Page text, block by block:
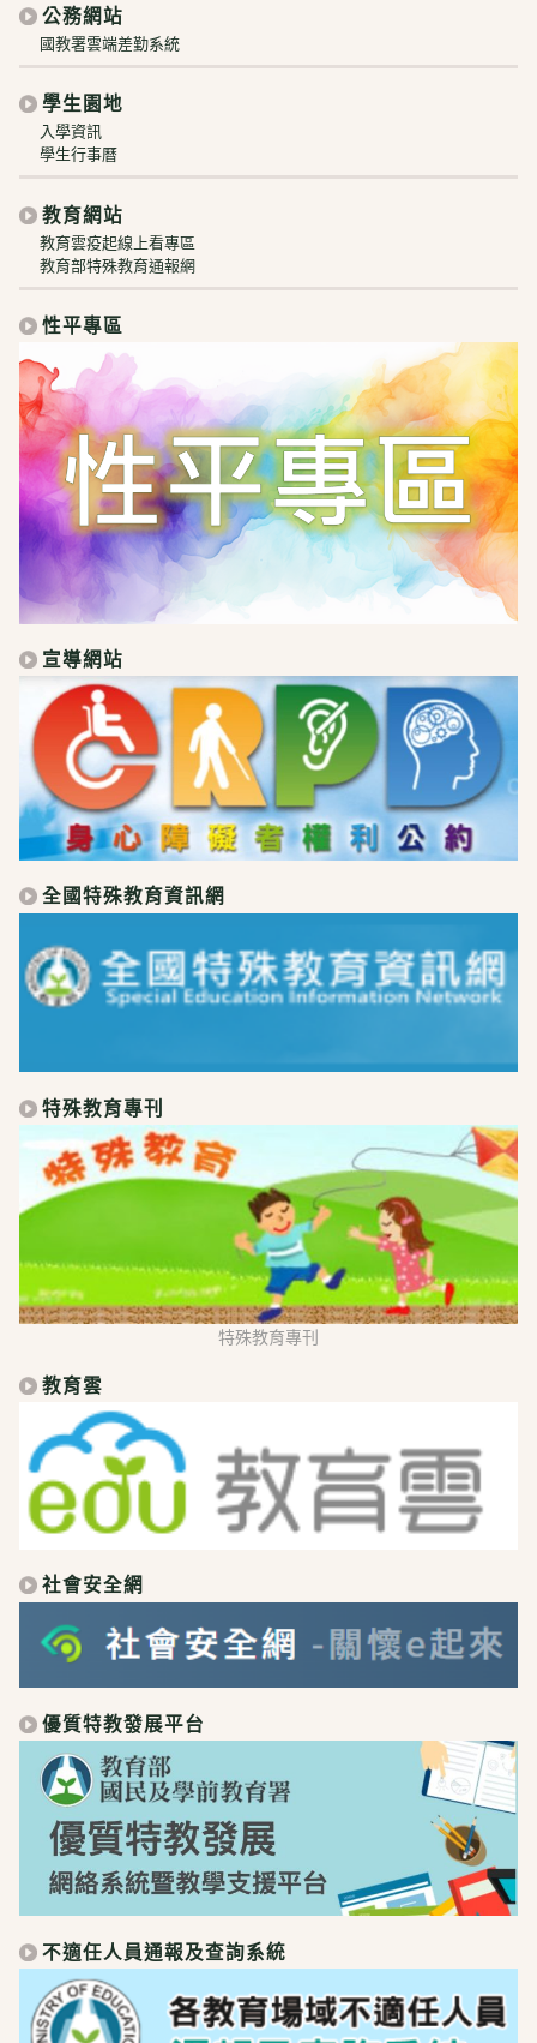
公務網站
國教署雲端差勤系統
學生園地
入學資訊
學生行事曆
教育網站
教育雲疫起線上看專區
教育部特殊教育通報網
性平專區
宣導網站
全國特殊教育資訊網
特殊教育專刊
特殊教育專刊
教育雲
社會安全網
優質特教發展平台
不適任人員通報及查詢系統